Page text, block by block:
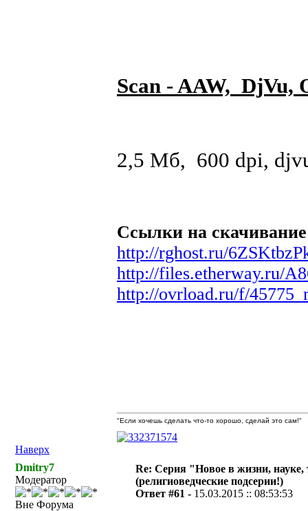
Scan - AAW, DjVu,
2,5 Мб, 600 dpi,
Ссылки на
http://rghost.ru/
http://files.etherway.ru/
http://ovrload.ru/f/
Наверх
"Если хочешь сделать что-то хорошо, сделай это сам!"
Dmitry7
Модератор
Вне Форума
Re: Серия "Новое в жизни, науке,
(религиоведческие подсерии!)
Ответ #61 - 15.03.2015 :: 08:53:53